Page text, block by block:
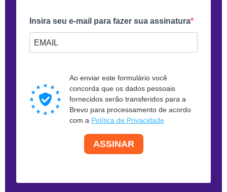
Insira seu e-mail para fazer sua assinatura
Ao enviar este formulário você
concorda que os dados pessoais
fornecidos serão transferidos para a
Brevo para processamento de acordo
com a Política de Privacidade
ASSINAR